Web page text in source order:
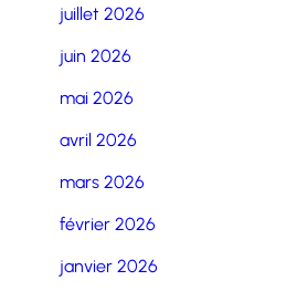
juillet 2026
juin 2026
mai 2026
avril 2026
mars 2026
février 2026
janvier 2026